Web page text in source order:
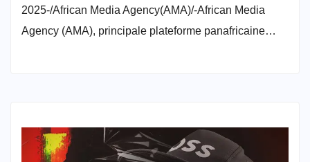
2025-/African Media Agency(AMA)/-African Media
Agency (AMA), principale plateforme panafricaine…